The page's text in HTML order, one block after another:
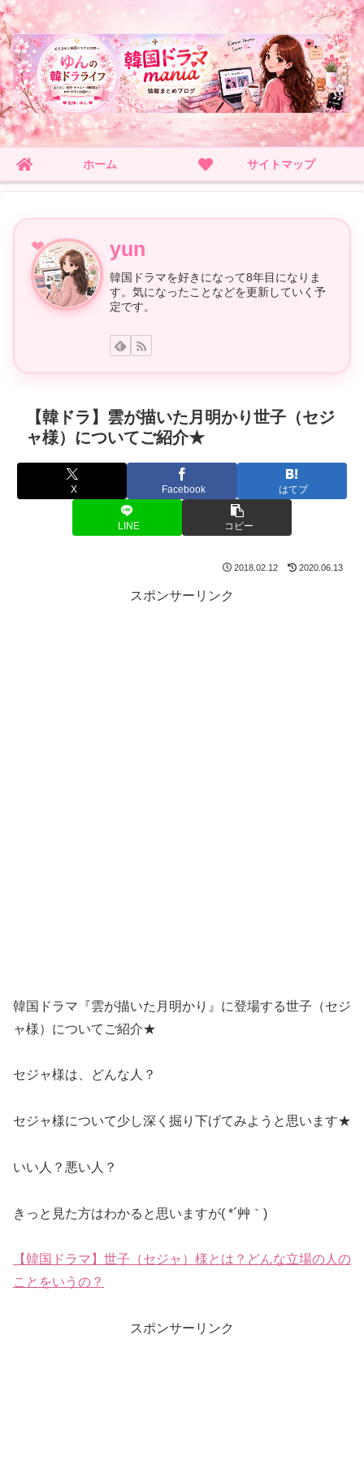
ホーム サイトマップ
yun
韓国ドラマを好きになって8年目になりま
す。気になったことなどを更新していく予
定です。
【韓ドラ】雲が描いた月明かり世子（セジ
ャ様）についてご紹介★
X Facebook はてブ
LINE コピー
2018.02.12 2020.06.13
スポンサーリンク
韓国ドラマ『雲が描いた月明かり』に登場する世子（セジ
ャ様）についてご紹介★
セジャ様は、どんな人？
セジャ様について少し深く掘り下げてみようと思います★
いい人？悪い人？
きっと見た方はわかると思いますが( *´艸｀)
【韓国ドラマ】世子（セジャ）様とは？どんな立場の人の
ことをいうの？
スポンサーリンク